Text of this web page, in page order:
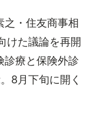
・住友商事相
けた議論を再開
診療と保険外診
8月下旬に開く